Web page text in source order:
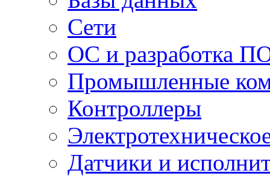
Сети
ОС и разработка
Промышленные
Контроллеры
Датчики и